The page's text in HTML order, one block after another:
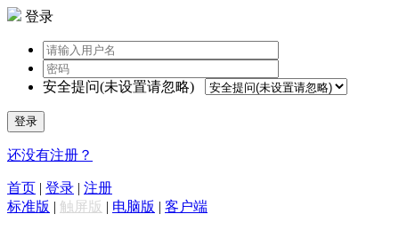
登录
安全提问(未设置请忽略)
登录
还没有注册？
首页 | 登录 | 注册
标准版 | 触屏版 | 电脑版 | 客户端